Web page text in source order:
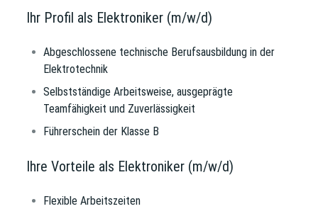
Ihr Profil als Elektroniker (m/w/d)
Abgeschlossene technische Berufsausbildung in der
Elektrotechnik
Selbstständige Arbeitsweise, ausgeprägte
Teamfähigkeit und Zuverlässigkeit
Führerschein der Klasse B
Ihre Vorteile als Elektroniker (m/w/d)
Flexible Arbeitszeiten